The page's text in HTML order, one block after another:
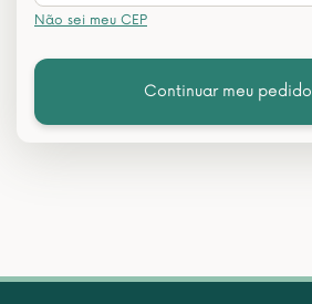
Não sei meu CEP
Continuar meu pedido